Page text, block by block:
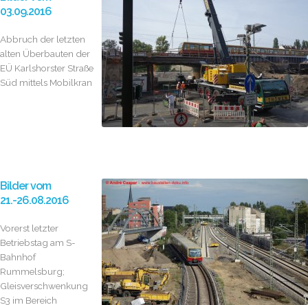
Ostkreuz;
03.09.2016
Abbruch der letzten
alten Überbauten der
EÜ Karlshorster Straße
Süd mittels Mobilkran
Bilder vom
21.-26.08.2016
Vorerst letzter
Betriebstag am S-
Bahnhof
Rummelsburg;
Gleisverschwenkung
S3 im Bereich